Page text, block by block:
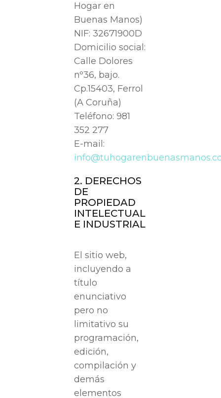
Hogar en
Buenas Manos)
NIF: 32671900D
Domicilio social:
Calle Dolores
nº36, bajo.
Cp.15403, Ferrol
(A Coruña)
Teléfono: 981
352 277
E-mail:
2. DERECHOS
DE
PROPIEDAD
INTELECTUAL
E INDUSTRIAL
El sitio web,
incluyendo a
título
enunciativo
pero no
limitativo su
programación,
edición,
compilación y
demás
elementos